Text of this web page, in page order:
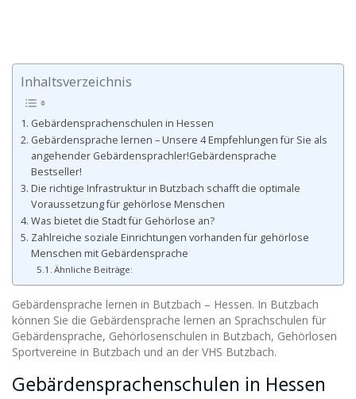
Inhaltsverzeichnis
Gebärdensprachenschulen in Hessen
Gebärdensprache lernen – Unsere 4 Empfehlungen für Sie als
angehender Gebärdensprachler!Gebärdensprache
Bestseller!
Die richtige Infrastruktur in Butzbach schafft die optimale
Voraussetzung für gehörlose Menschen
Was bietet die Stadt für Gehörlose an?
Zahlreiche soziale Einrichtungen vorhanden für gehörlose
Menschen mit Gebärdensprache
Ähnliche Beiträge:
Gebärdensprache lernen in Butzbach – Hessen. In Butzbach
können Sie die Gebärdensprache lernen an Sprachschulen für
Gebärdensprache, Gehörlosenschulen in Butzbach, Gehörlosen
Sportvereine in Butzbach und an der VHS Butzbach.
Gebärdensprachenschulen in Hessen